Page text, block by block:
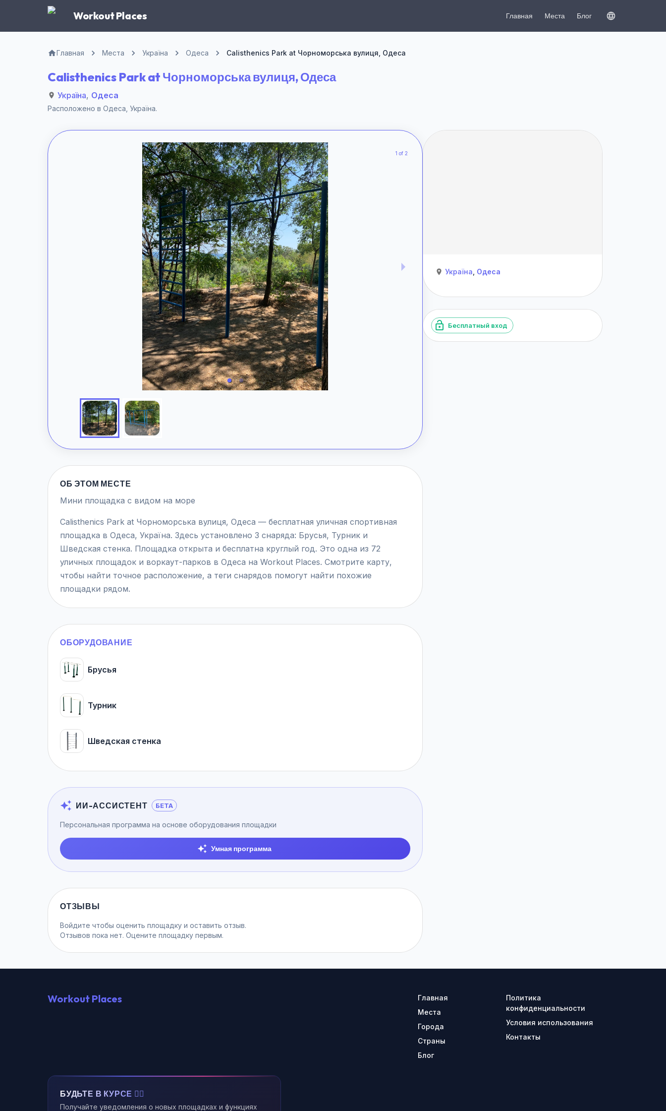
Workout Places Главная Места Блог
Главная Места Україна Одеса Calisthenics Park at Чорноморська вулиця, Одеса
Calisthenics Park at Чорноморська вулиця, Одеса
Україна, Одеса
Расположено в Одеса Україна.
1 of 2
ОБ ЭТОМ МЕСТЕ
Мини площадка с видом на море
Calisthenics Park at Чорноморська вулиця, Одеса — бесплатная уличная спортивная
площадка в Одеса, Україна. Здесь установлено 3 снаряда: Брусья, Турник и
Шведская стенка. Площадка открыта и бесплатна круглый год. Это одна из 72
уличных площадок и воркаут-парков в Одеса на Workout Places. Смотрите карту,
чтобы найти точное расположение, а теги снарядов помогут найти похожие
площадки рядом.
ОБОРУДОВАНИЕ
Брусья
Турник
Шведская стенка
ИИ-АССИСТЕНТ БЕТА
Персональная программа на основе оборудования площадки
Умная программа
ОТЗЫВЫ
Войдите чтобы оценить площадку и оставить отзыв.
Отзывов пока нет. Оцените площадку первым.
Україна Одеса
Бесплатный вход
Workout Places
Главная
Места
Города
Страны
Блог
Политика
конфиденциальности
Условия использования
Контакты
БУДЬТЕ В КУРСЕ 🏃‍♂️
Получайте уведомления о новых площадках и функциях